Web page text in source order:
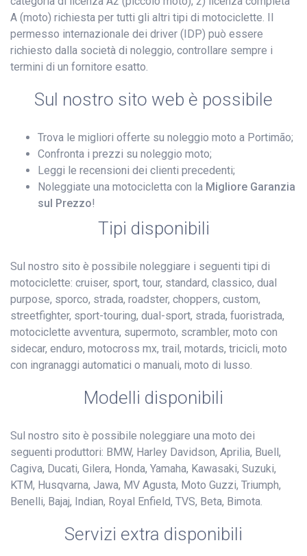
A (moto) richiesta per tutti gli altri tipi di motociclette. Il
permesso internazionale dei driver (IDP) può essere
richiesto dalla società di noleggio, controllare sempre i
termini di un fornitore esatto.
Sul nostro sito web è possibile
Trova le migliori offerte su noleggio moto a Portimão;
Confronta i prezzi su noleggio moto;
Leggi le recensioni dei clienti precedenti;
Noleggiate una motocicletta con la Migliore Garanzia
sul Prezzo!
Tipi disponibili
Sul nostro sito è possibile noleggiare i seguenti tipi di
motociclette: cruiser, sport, tour, standard, classico, dual
purpose, sporco, strada, roadster, choppers, custom,
streetfighter, sport-touring, dual-sport, strada, fuoristrada,
motociclette avventura, supermoto, scrambler, moto con
sidecar, enduro, motocross mx, trail, motards, tricicli, moto
con ingranaggi automatici o manuali, moto di lusso.
Modelli disponibili
Sul nostro sito è possibile noleggiare una moto dei
seguenti produttori: BMW, Harley Davidson, Aprilia, Buell,
Cagiva, Ducati, Gilera, Honda, Yamaha, Kawasaki, Suzuki,
KTM, Husqvarna, Jawa, MV Agusta, Moto Guzzi, Triumph,
Benelli, Bajaj, Indian, Royal Enfield, TVS, Beta, Bimota.
Servizi extra disponibili